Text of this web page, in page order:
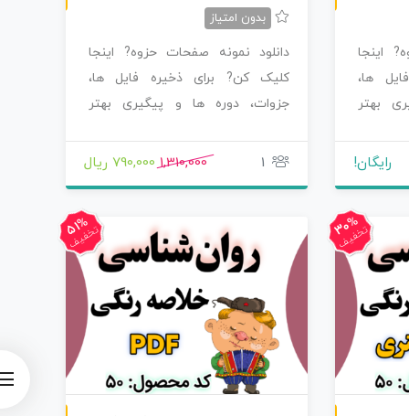
اینجا
ها،
بهتر
رایگان!
بدون امتیاز
دانلود نمونه صفحات حزوه? اینجا
کلیک کن? برای ذخیره فایل ها،
جزوات، دوره ها و پیگیری بهتر
1
1,310,000 790,000 ریال
30%
تخفیف 51%
تخفیف